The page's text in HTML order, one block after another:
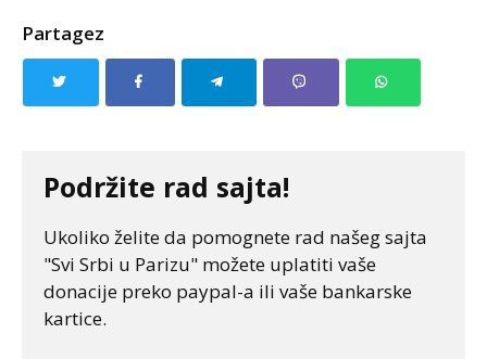
Partagez
Podržite rad sajta!
Ukoliko želite da pomognete rad našeg sajta
"Svi Srbi u Parizu" možete uplatiti vaše
donacije preko paypal-a ili vaše bankarske
kartice.